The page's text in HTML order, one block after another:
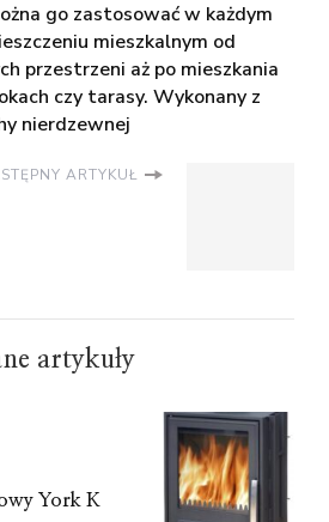
go zastosować w każdym
mieszkalnym od
przestrzeni aż po mieszkania
czy tarasy. Wykonany z
nierdzewnej
ARTYKUŁ
artykuły
York K